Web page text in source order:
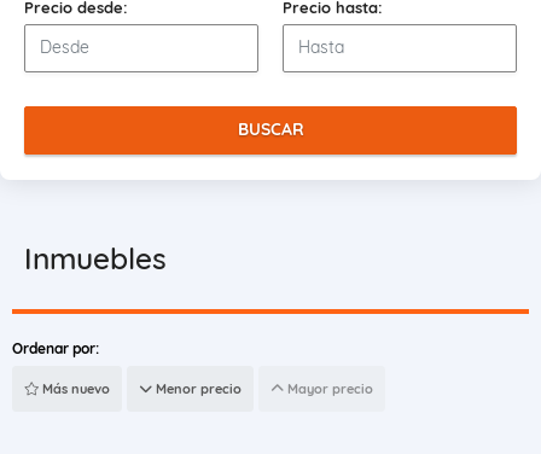
Precio desde: Precio hasta:
BUSCAR
Inmuebles
Ordenar por:
Más nuevo Menor precio Mayor precio